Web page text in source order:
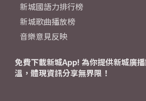
新城國語力排行榜
新城歌曲播放榜
音樂意見反映
免費下載新城App! 為你提供新城廣
溫，體現資訊分享無界限！